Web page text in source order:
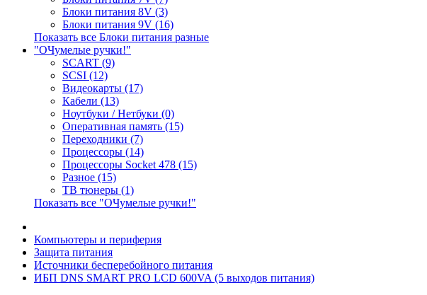
Блоки питания 8V (3)
Блоки питания 9V (16)
Показать все Блоки питания разные
"ОЧумелые ручки!"
SCART (9)
SCSI (12)
Видеокарты (17)
Кабели (13)
Ноутбуки / Нетбуки (0)
Оперативная память (15)
Переходники (7)
Процессоры (14)
Процессоры Socket 478 (15)
Разное (15)
ТВ тюнеры (1)
Показать все "ОЧумелые ручки!"
Компьютеры и периферия
Защита питания
Источники бесперебойного питания
ИБП DNS SMART PRO LCD 600VA (5 выходов питания)